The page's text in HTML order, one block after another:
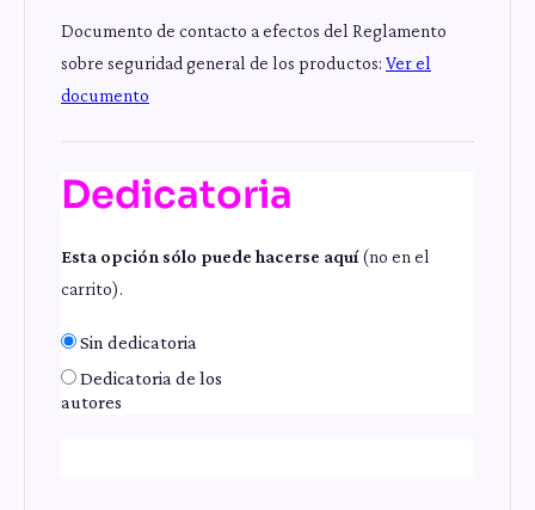
Documento de contacto a efectos del Reglamento
sobre seguridad general de los productos: Ver el
documento
Dedicatoria
Esta opción sólo puede hacerse aquí(no en el
carrito).
Sin dedicatoria
Dedicatoria de los
autores